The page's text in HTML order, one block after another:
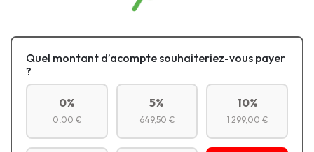
Quel montant d’acompte souhaiteriez-vous payer
?
0%
0,00 €
5%
649,50 €
10%
1 299,00 €